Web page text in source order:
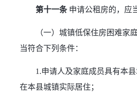
第十一条 申请公租房的，应
（一）城镇低保住房困难家
当符合下列条件：
1.申请人及家庭成员具有本
在本县城镇实际居住；